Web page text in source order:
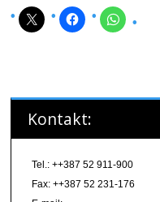
Kontakt:
Tel.: ++387 52 911-900
Fax: ++387 52 231-176